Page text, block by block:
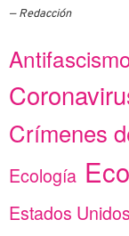
Redacción
Crímenes
Ecología
Estados Unidos